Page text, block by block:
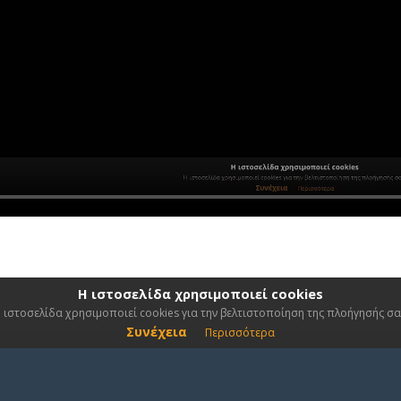
Η ιστοσελίδα χρησιμοποιεί cookies
χρησιμοποιεί cookies για την βελτιστοποίηση της πλοήγησής
Συνέχεια Περισσότερα